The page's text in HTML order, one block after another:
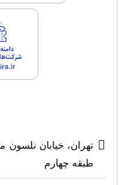
طبقه چهارم